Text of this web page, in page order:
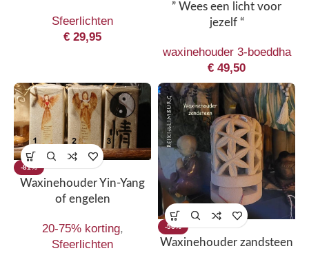
Sfeerlichten
€ 29,95
” Wees een licht voor
jezelf “
waxinehouder 3-boeddha
€ 49,50
-81%
Waxinehouder Yin-Yang
of engelen
20-75% korting,
Sfeerlichten
-56%
Waxinehouder zandsteen